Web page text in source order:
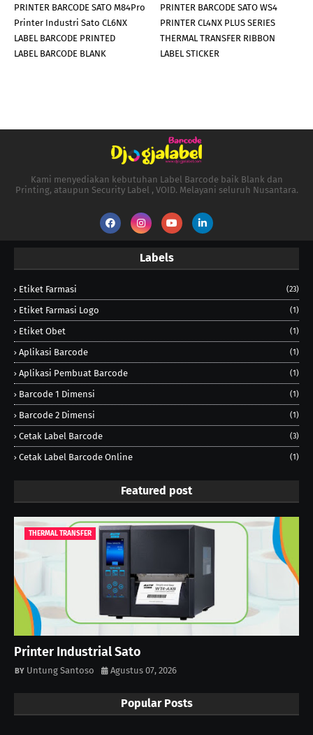
PRINTER BARCODE SATO M84Pro
PRINTER BARCODE SATO WS4
Printer Industri Sato CL6NX
PRINTER CL4NX PLUS SERIES
LABEL BARCODE PRINTED
THERMAL TRANSFER RIBBON
LABEL BARCODE BLANK
LABEL STICKER
Kami menyediakan kebutuhan Label Barcode baik Blank dan
Printing, ataupun Security Label , VOID. Melayani seluruh Nusantara.
Labels
Etiket Farmasi (23)
Etiket Farmasi Logo (1)
Etiket Obet (1)
Aplikasi Barcode (1)
Aplikasi Pembuat Barcode (1)
Barcode 1 Dimensi (1)
Barcode 2 Dimensi (1)
Cetak Label Barcode (3)
Cetak Label Barcode Online (1)
Featured post
THERMAL TRANSFER
Printer Industrial Sato
Untung Santoso Agustus 07, 2026
Popular Posts